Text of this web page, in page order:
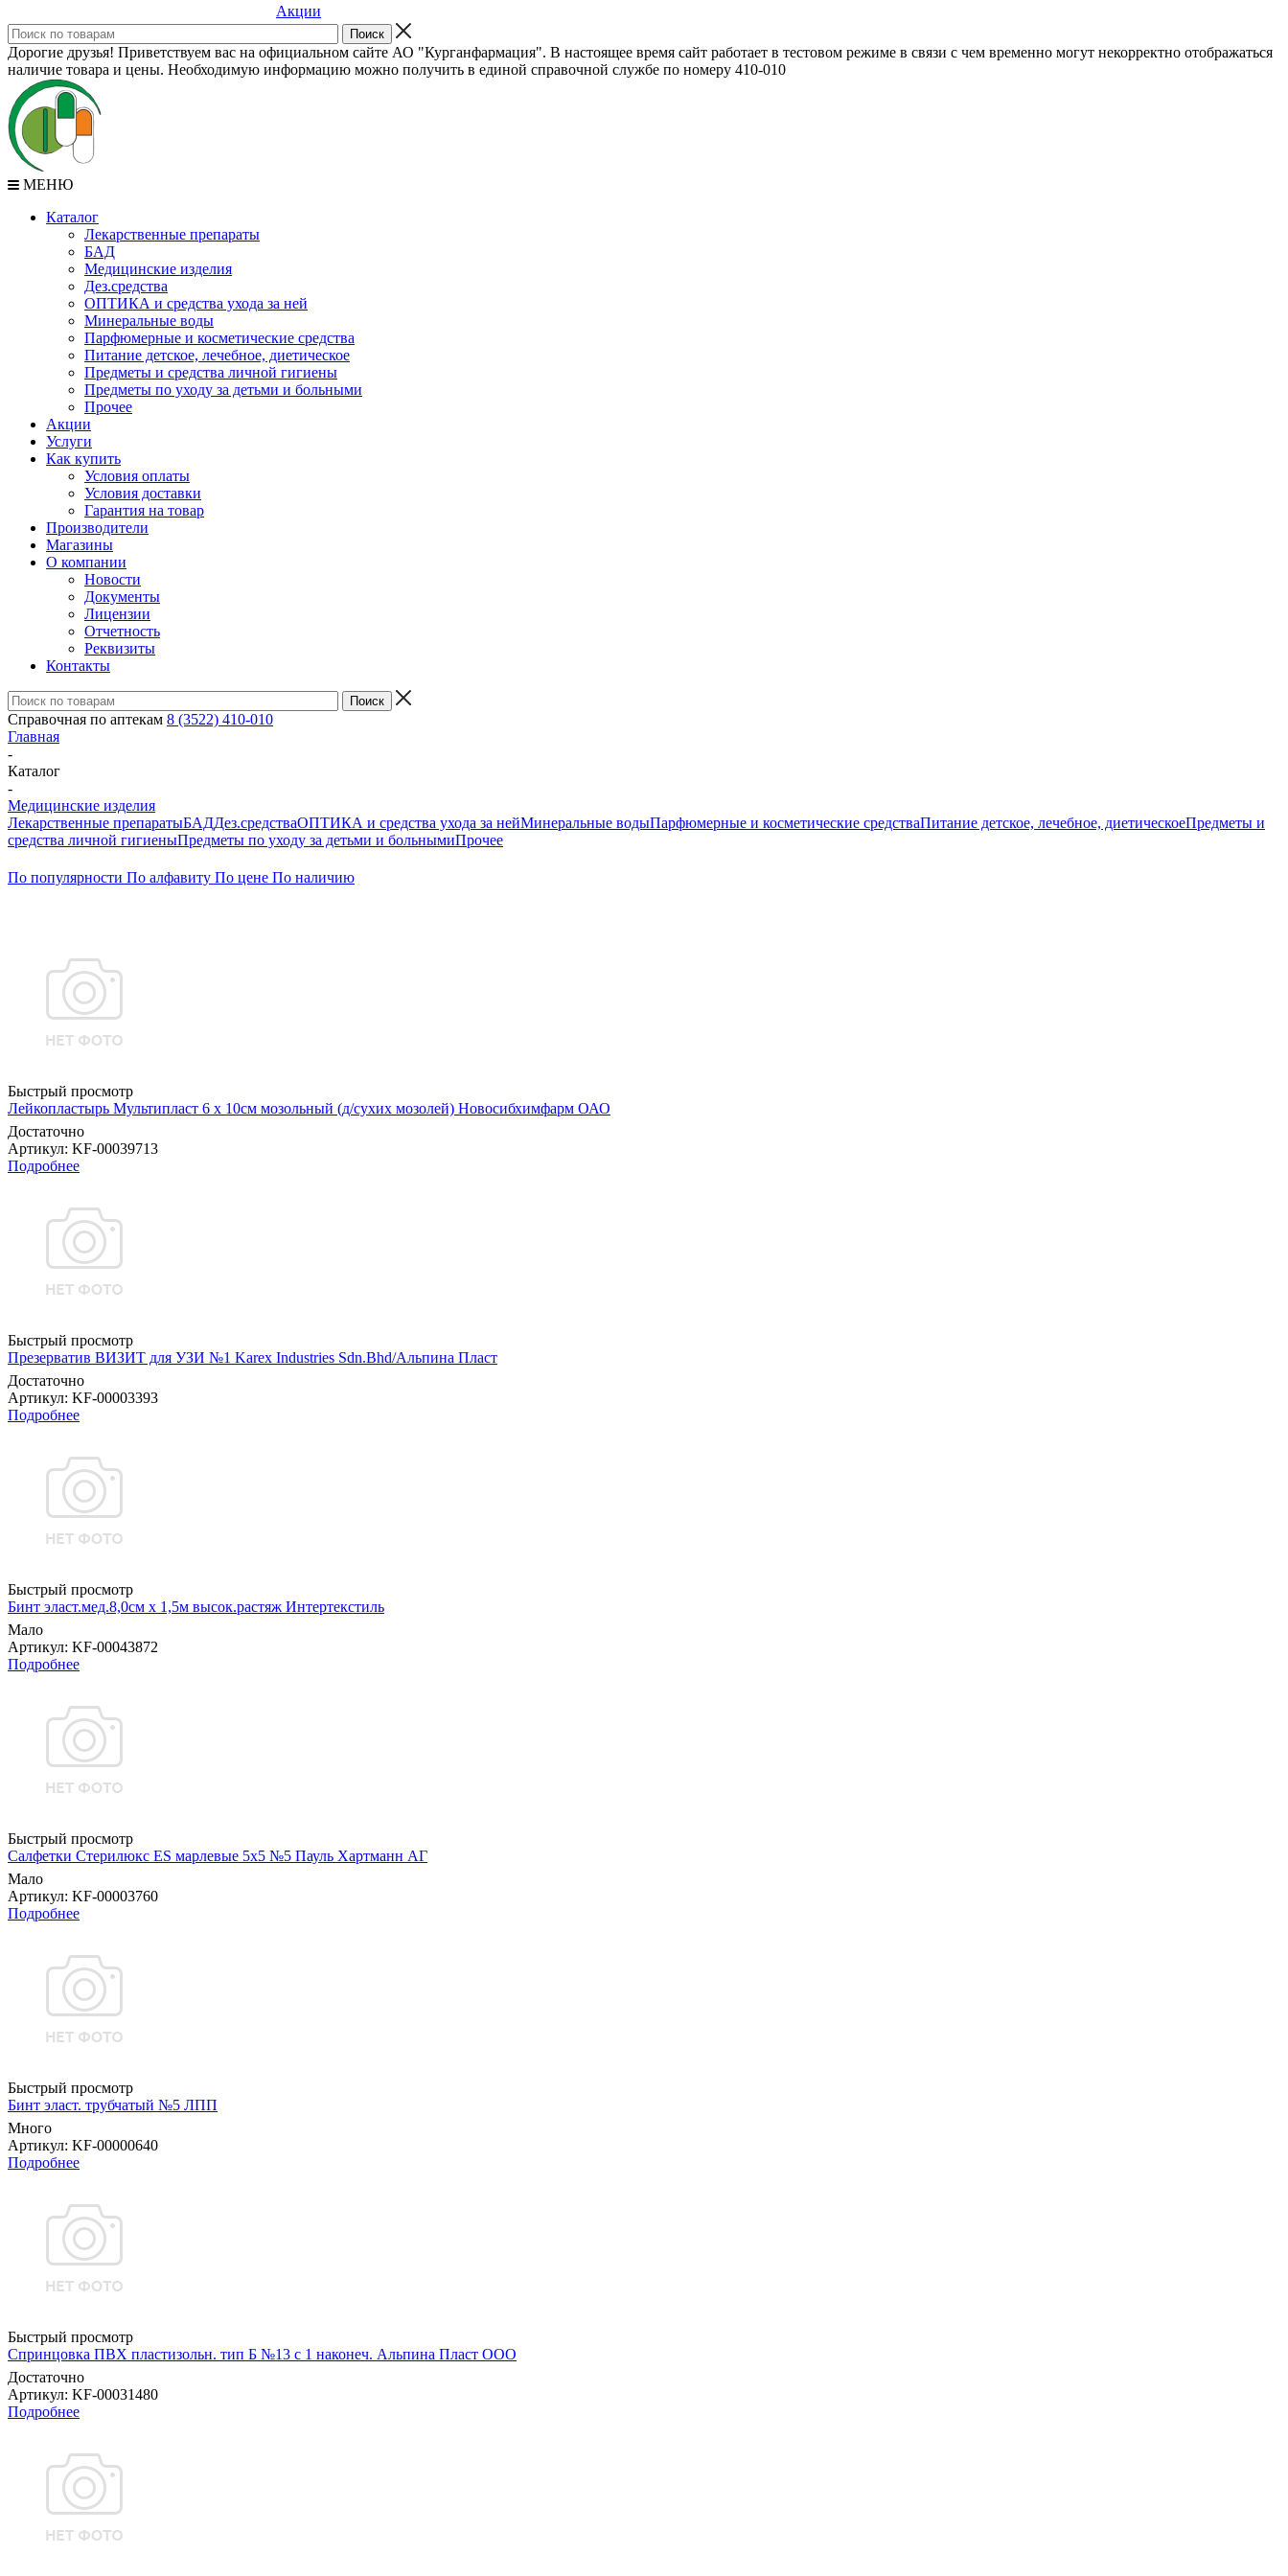
Акции
Дорогие друзья! Приветствуем вас на официальном сайте АО "Курганфармация". В настоящее время сайт работает в тестовом режиме в связи с чем временно могут некорректно отображаться
наличие товара и цены. Необходимую информацию можно получить в единой справочной службе по номеру 410-010
МЕНЮ
Каталог
Лекарственные препараты
БАД
Медицинские изделия
Дез.средства
ОПТИКА и средства ухода за ней
Минеральные воды
Парфюмерные и косметические средства
Питание детское, лечебное, диетическое
Предметы и средства личной гигиены
Предметы по уходу за детьми и больными
Прочее
Акции
Услуги
Как купить
Условия оплаты
Условия доставки
Гарантия на товар
Производители
Магазины
О компании
Новости
Документы
Лицензии
Отчетность
Реквизиты
Контакты
Справочная по аптекам 8 (3522) 410-010
Главная
-
Каталог
-
Медицинские изделия
Лекарственные препаратыБАДДез.средстваОПТИКА и средства ухода за нейМинеральные водыПарфюмерные и косметические средстваПитание детское, лечебное, диетическоеПредметы и
средства личной гигиеныПредметы по уходу за детьми и больнымиПрочее
По популярности По алфавиту По цене По наличию
Быстрый просмотр
Лейкопластырь Мультипласт 6 х 10см мозольный (д/сухих мозолей) Новосибхимфарм ОАО
Достаточно
Артикул: KF-00039713
Подробнее
Быстрый просмотр
Презерватив ВИЗИТ для УЗИ №1 Karex Industries Sdn.Bhd/Альпина Пласт
Достаточно
Артикул: KF-00003393
Подробнее
Быстрый просмотр
Бинт эласт.мед.8,0см х 1,5м высок.растяж Интертекстиль
Мало
Артикул: KF-00043872
Подробнее
Быстрый просмотр
Салфетки Стерилюкс ES марлевые 5х5 №5 Пауль Хартманн AГ
Мало
Артикул: KF-00003760
Подробнее
Быстрый просмотр
Бинт эласт. трубчатый №5 ЛПП
Много
Артикул: KF-00000640
Подробнее
Быстрый просмотр
Спринцовка ПВХ пластизольн. тип Б №13 с 1 наконеч. Альпина Пласт ООО
Достаточно
Артикул: KF-00031480
Подробнее